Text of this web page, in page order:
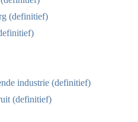
(definitief)
industrie (definitief)
(definitief)